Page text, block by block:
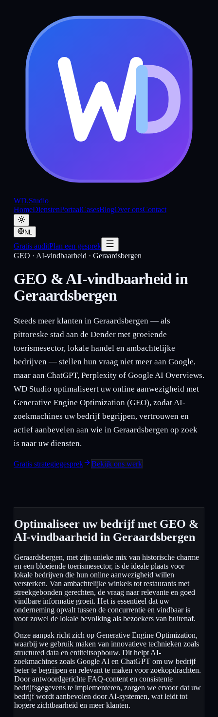
WD.Studio
HomeDienstenPortaalCasesBlogOver onsContact
NL
Gratis auditPlan een gesprek
GEO · AI-vindbaarheid · Geraardsbergen
GEO & AI-vindbaarheid in
Geraardsbergen
Steeds meer klanten in Geraardsbergen — als
pittoreske stad aan de Dender met groeiende
toerismesector, lokale handel en ambachtelijke
bedrijven — stellen hun vraag niet meer aan Google,
maar aan ChatGPT, Perplexity of Google AI Overviews.
WD Studio optimaliseert uw online aanwezigheid met
Generative Engine Optimization (GEO), zodat AI-
zoekmachines uw bedrijf begrijpen, vertrouwen en
actief aanbevelen aan wie in Geraardsbergen op zoek
is naar uw diensten.
Gratis strategiegesprek Bekijk ons werk
Optimaliseer uw bedrijf met GEO &
AI-vindbaarheid in Geraardsbergen
Geraardsbergen, met zijn unieke mix van historische charme
en een bloeiende toerismesector, is de ideale plaats voor
lokale bedrijven die hun online aanwezigheid willen
versterken. Van ambachtelijke winkels tot restaurants met
streekgebonden gerechten, de vraag naar relevante en goed
vindbare informatie groeit. Het is essentieel dat uw
onderneming opvalt tussen de concurrentie en vindbaar is
voor zowel de lokale bevolking als bezoekers van buitenaf.
Onze aanpak richt zich op Generative Engine Optimization,
waarbij we gebruik maken van innovatieve technieken zoals
structured data en entiteitsopbouw. Dit helpt AI-
zoekmachines zoals Google AI en ChatGPT om uw bedrijf
beter te begrijpen en relevant te maken voor zoekopdrachten.
Door antwoordgerichte FAQ-content en consistente
bedrijfsgegevens te implementeren, zorgen we ervoor dat uw
bedrijf wordt aanbevolen door AI-systemen, wat leidt tot
hogere zichtbaarheid en meer klanten.